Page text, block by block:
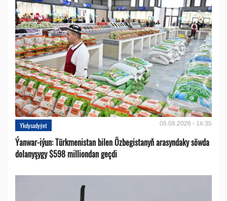
Ykdysadyýet 05.08.2026 - 14:35
Ýanwar-iýun: Türkmenistan bilen Özbegistanyň arasyndaky söwda
dolanyşygy $598 milliondan geçdi